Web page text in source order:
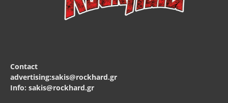
Contact
advertising:sakis@rockhard.gr
Info: sakis@rockhard.gr